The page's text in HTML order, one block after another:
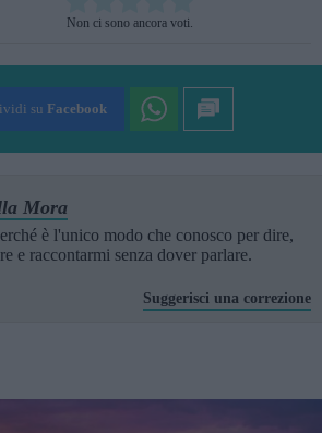
Non ci sono ancora voti.
su Facebook
Mora
è l'unico modo che conosco per dire,
e raccontarmi senza dover parlare.
Suggerisci una correzione